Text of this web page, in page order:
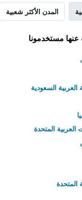
المدن الأكثر شعبية
عنها مستخدمونا
السعودية
العربية المتحدة
المتحدة